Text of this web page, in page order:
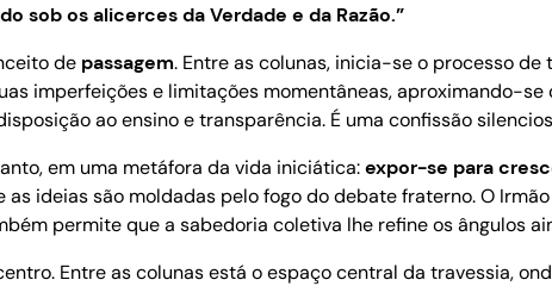
sob os alicerces da Verdade e da Razão.”
de passagem. Entre as colunas, inicia-se o processo
imperfeições e limitações momentâneas, aproximando-
ao ensino e transparência. É uma confissão
em uma metáfora da vida iniciática:expor-se para
ideias são moldadas pelo fogo do debate fraterno. O
permite que a sabedoria coletiva lhe refine os ângulos
Entre as colunas está o espaço central da travessia,